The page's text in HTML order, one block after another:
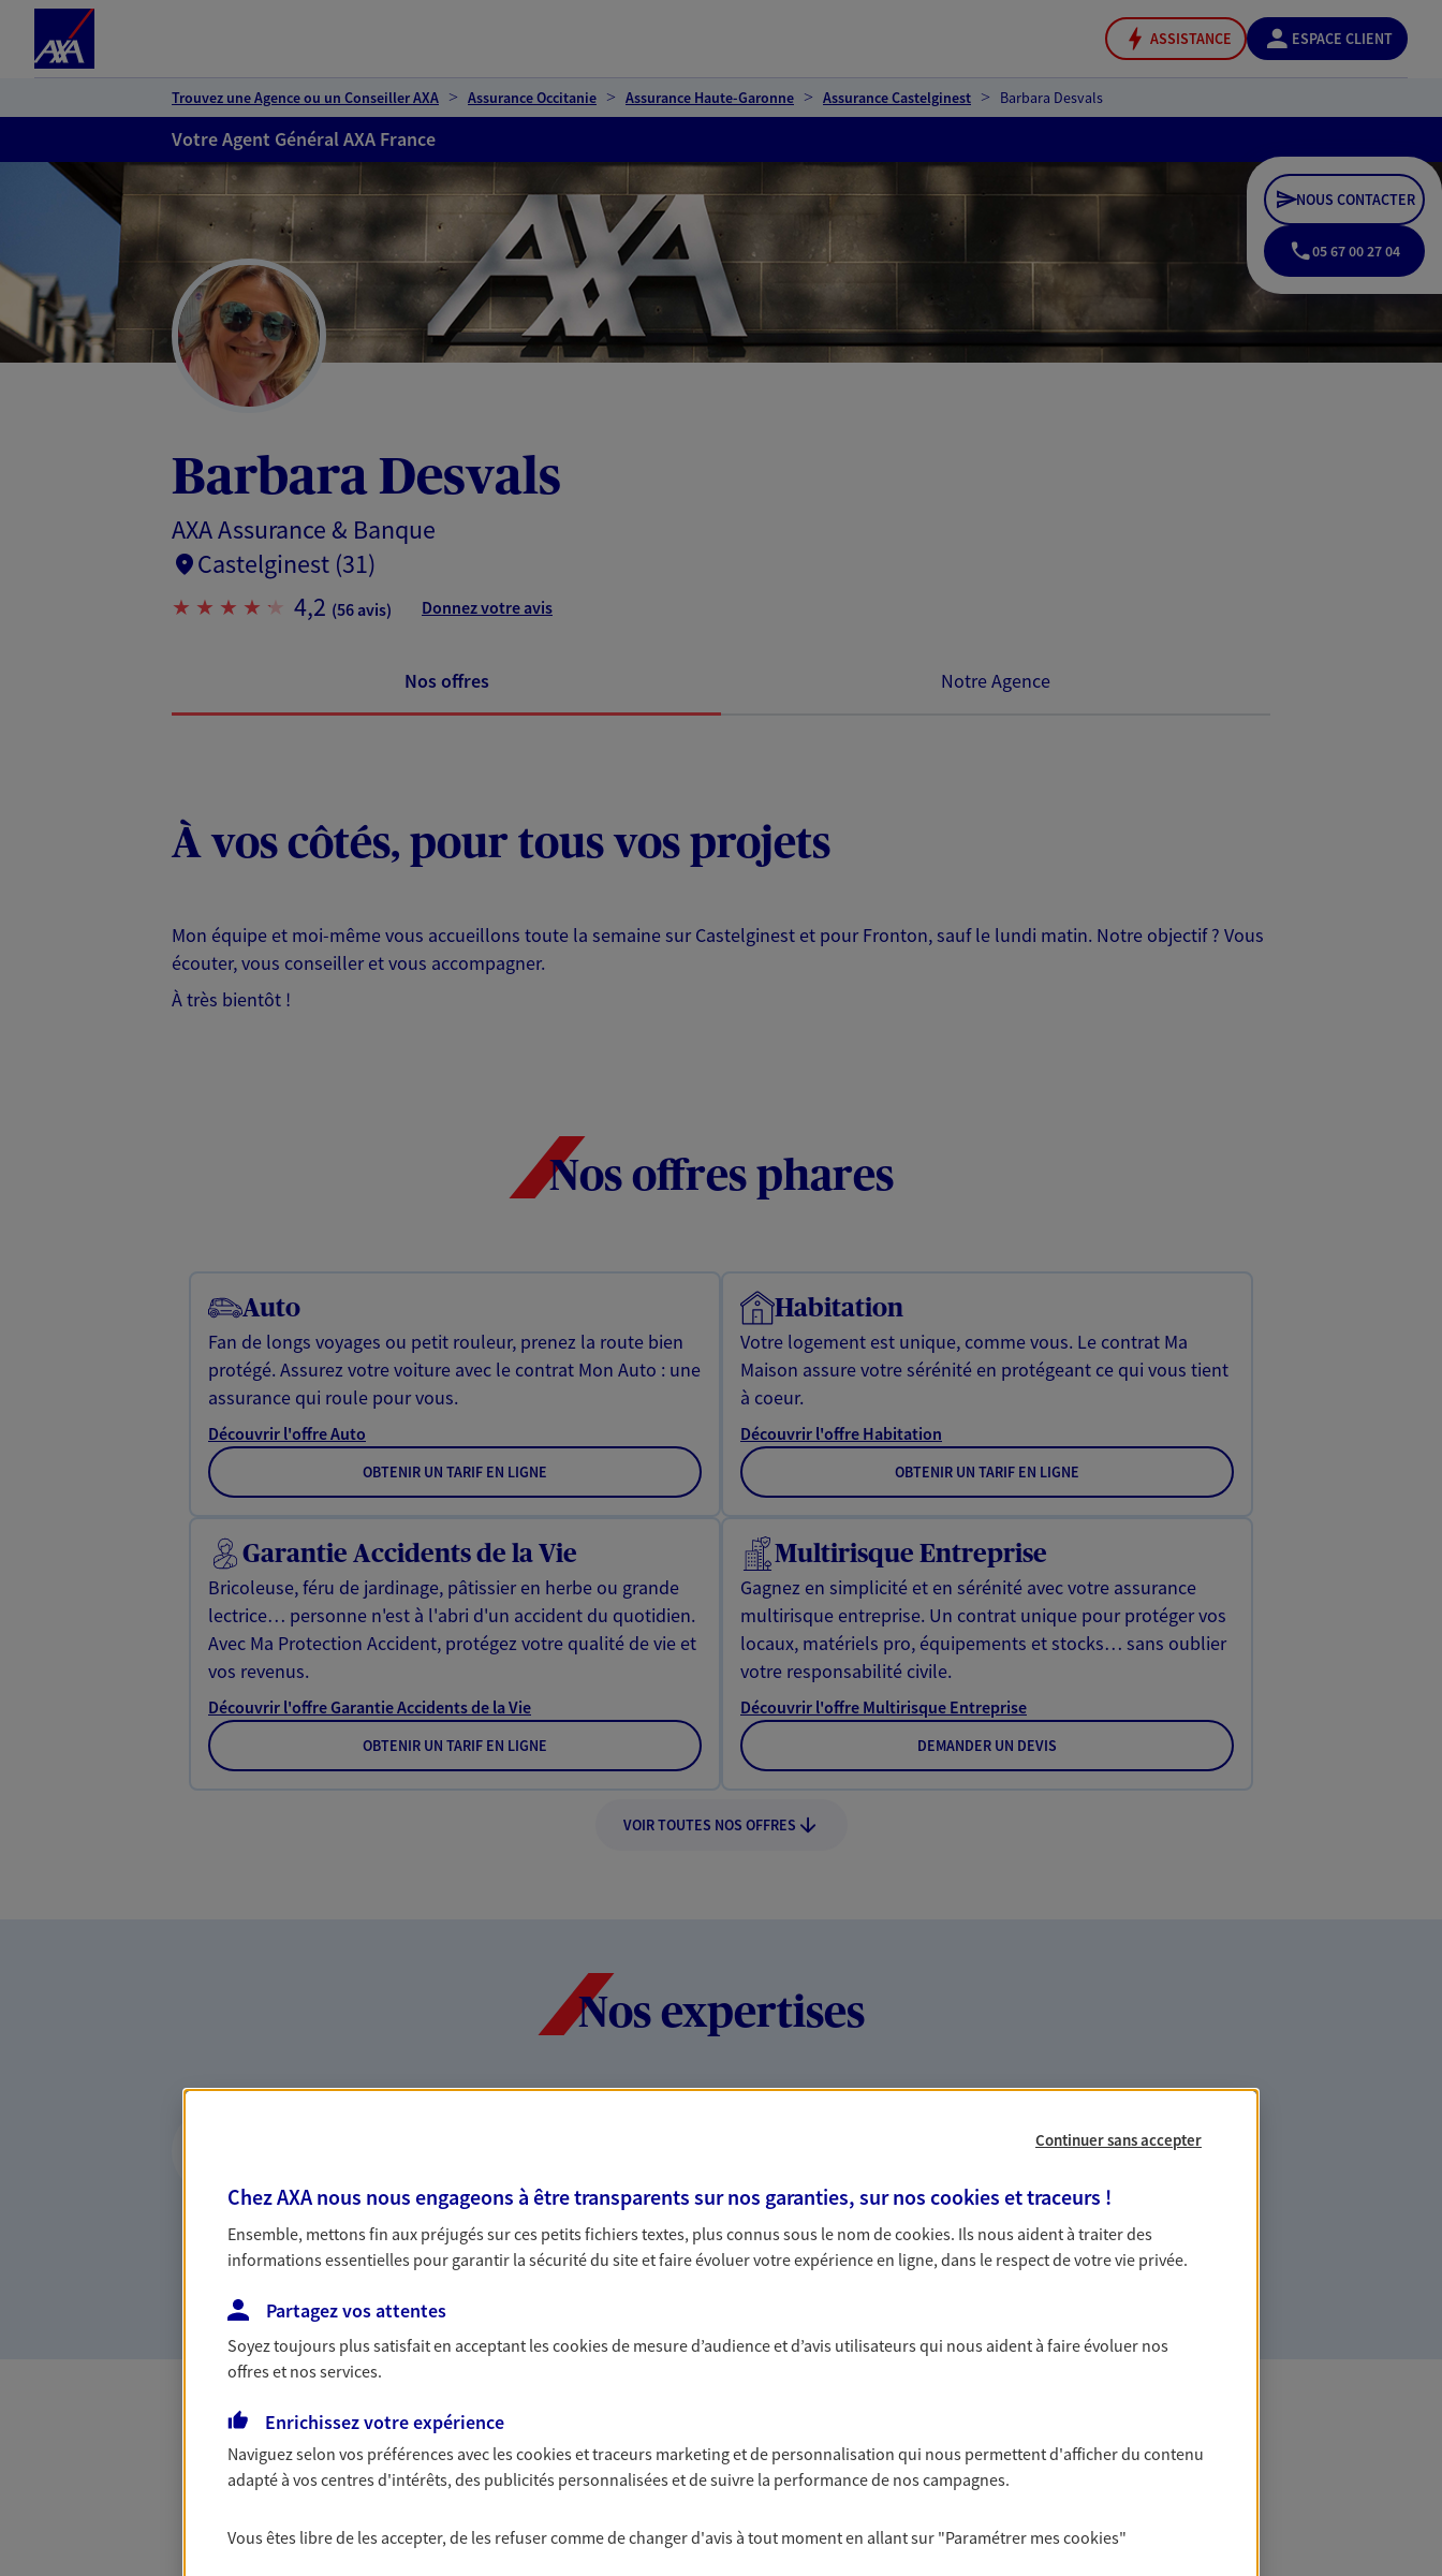
ASSISTANCE ESPACE CLIENT
Trouvez une Agence ou un Conseiller AXA Assurance Occitanie Assurance Haute-Garonne Assurance Castelginest Barbara Desvals
Votre Agent Général AXA France
Barbara Desvals
AXA Assurance & Banque
Castelginest (31)
4,2 (56 avis) Donnez votre avis
NOUS CONTACTER
05 67 00 27 04
Nos offres Notre Agence
À vos côtés, pour tous vos projets
Mon équipe et moi-même vous accueillons toute la semaine sur Castelginest et pour Fronton, sauf le lundi matin. Notre objectif ? Vous
écouter, vous conseiller et vous accompagner.
À très bientôt !
Nos offres phares
Auto
Fan de longs voyages ou petit rouleur, prenez la route bien
protégé. Assurez votre voiture avec le contrat Mon Auto : une
assurance qui roule pour vous.
Découvrir l'offre Auto
OBTENIR UN TARIF EN LIGNE
Habitation
Votre logement est unique, comme vous. Le contrat Ma
Maison assure votre sérénité en protégeant ce qui vous tient
à coeur.
Découvrir l'offre Habitation
OBTENIR UN TARIF EN LIGNE
Garantie Accidents de la Vie
Bricoleuse, féru de jardinage, pâtissier en herbe ou grande
lectrice… personne n'est à l'abri d'un accident du quotidien.
Avec Ma Protection Accident, protégez votre qualité de vie et
vos revenus.
Découvrir l'offre Garantie Accidents de la Vie
OBTENIR UN TARIF EN LIGNE
Multirisque Entreprise
Gagnez en simplicité et en sérénité avec votre assurance
multirisque entreprise. Un contrat unique pour protéger vos
locaux, matériels pro, équipements et stocks… sans oublier
votre responsabilité civile.
Découvrir l'offre Multirisque Entreprise
DEMANDER UN DEVIS
VOIR TOUTES NOS OFFRES
Nos expertises
Vous accompagner dans vos projets de vie tout au long de
votre vie, c'est ainsi que nous concevons notre métier : dans
la confiance et la proximité. C'est en apprenant à vous
connaître que nous proposons de meilleures solutions.
Comme vous, nous sommes des indépendants. Nous
bâtissons ensemble des solutions cohérentes pour protéger
votre activité, vos collaborateurs... mais aussi vous-même et
votre famille.
Toutes nos offres Assurance & Banque
Continuer sans accepter
Chez AXA nous nous engageons à être transparents sur nos garanties, sur nos cookies et traceurs !
Ensemble, mettons fin aux préjugés sur ces petits fichiers textes, plus connus sous le nom decookies. Ils nous aident à traiter des
informations essentielles pour garantir la sécurité du site et faire évoluer votre expérience en ligne, dans le respect de votre vie privée.
Partagez vos attentes
Soyez toujours plus satisfait en acceptant lescookiesde mesure d’audience et d’avis utilisateurs qui nous aident à faire évoluer nos
offres et nos services.
Enrichissez votre expérience
Naviguez selon vos préférences avec lescookies et traceurs marketing et de personnalisation qui nous permettent d'afficher du contenu
adapté à vos centres d'intérêts, des publicités personnalisées et de suivre la performance de nos campagnes.
Vous êtes libre de les accepter, de les refuser comme de changer d'avis à tout moment en allant sur "Paramétrer mescookies"